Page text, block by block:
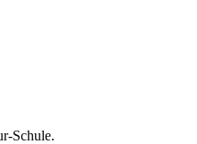
Schule.